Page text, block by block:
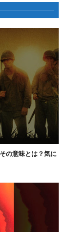
の意味とは？気に